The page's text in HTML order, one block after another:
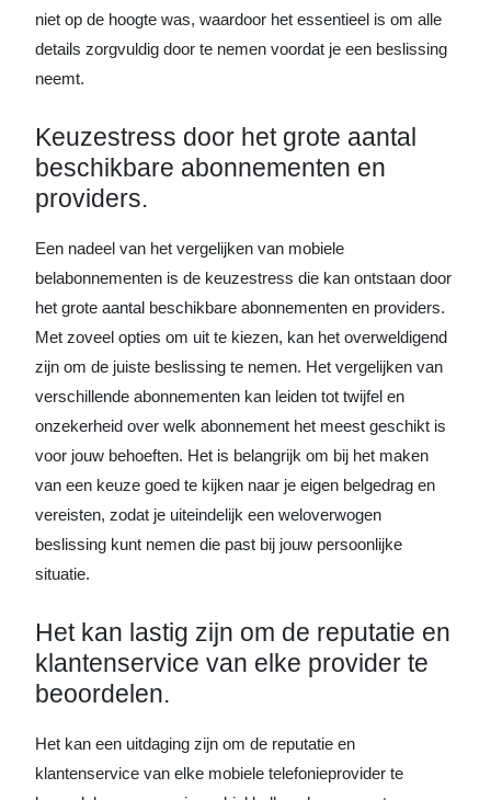
niet op de hoogte was, waardoor het essentieel is om alle
details zorgvuldig door te nemen voordat je een beslissing
neemt.
Keuzestress door het grote aantal
beschikbare abonnementen en
providers.
Een nadeel van het vergelijken van mobiele
belabonnementen is de keuzestress die kan ontstaan door
het grote aantal beschikbare abonnementen en providers.
Met zoveel opties om uit te kiezen, kan het overweldigend
zijn om de juiste beslissing te nemen. Het vergelijken van
verschillende abonnementen kan leiden tot twijfel en
onzekerheid over welk abonnement het meest geschikt is
voor jouw behoeften. Het is belangrijk om bij het maken
van een keuze goed te kijken naar je eigen belgedrag en
vereisten, zodat je uiteindelijk een weloverwogen
beslissing kunt nemen die past bij jouw persoonlijke
situatie.
Het kan lastig zijn om de reputatie en
klantenservice van elke provider te
beoordelen.
Het kan een uitdaging zijn om de reputatie en
klantenservice van elke mobiele telefonieprovider te